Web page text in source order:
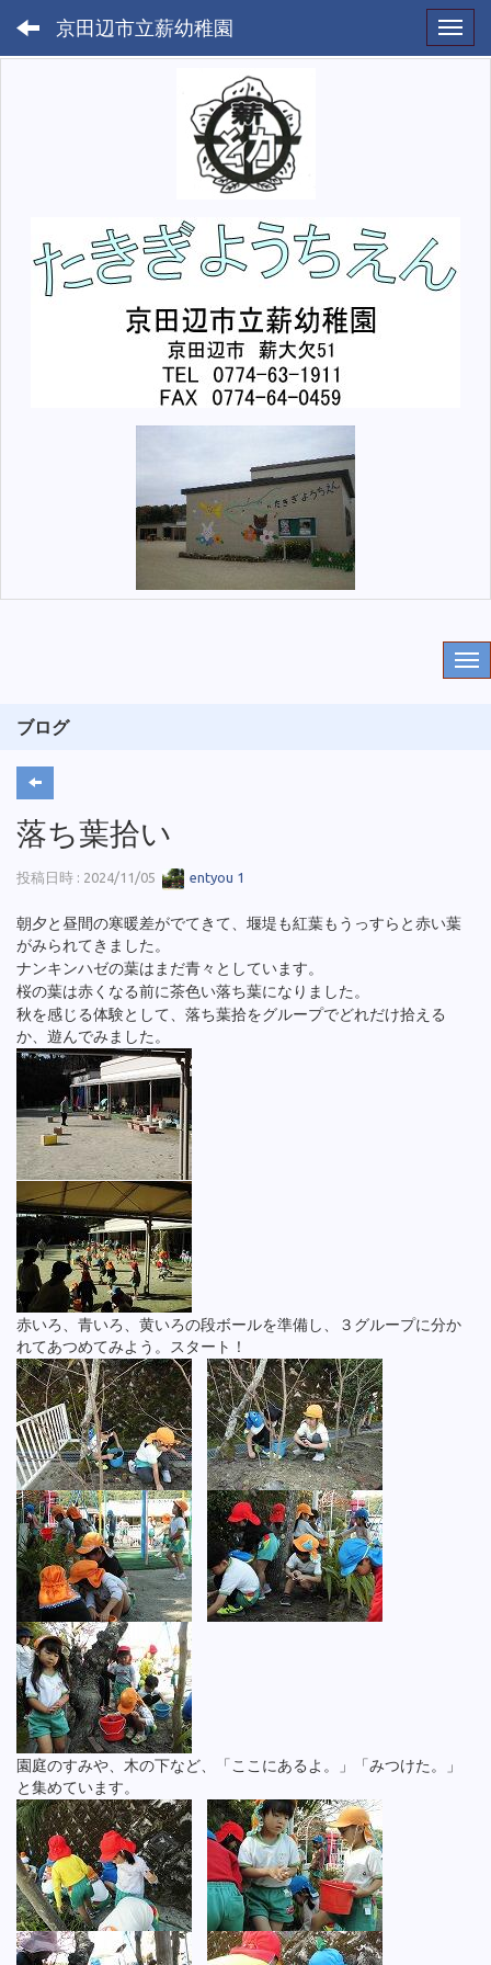
京田辺市立薪幼稚園
ブログ
落ち葉拾い
投稿日時 : 2024/11/05 entyou 1
朝夕と昼間の寒暖差がでてきて、堰堤も紅葉もうっすらと赤い葉
がみられてきました。
ナンキンハゼの葉はまだ青々としています。
桜の葉は赤くなる前に茶色い落ち葉になりました。
秋を感じる体験として、落ち葉拾をグループでどれだけ拾える
か、遊んでみました。
赤いろ、青いろ、黄いろの段ボールを準備し、３グループに分か
れてあつめてみよう。スタート！
園庭のすみや、木の下など、「ここにあるよ。」「みつけた。」
と集めています。